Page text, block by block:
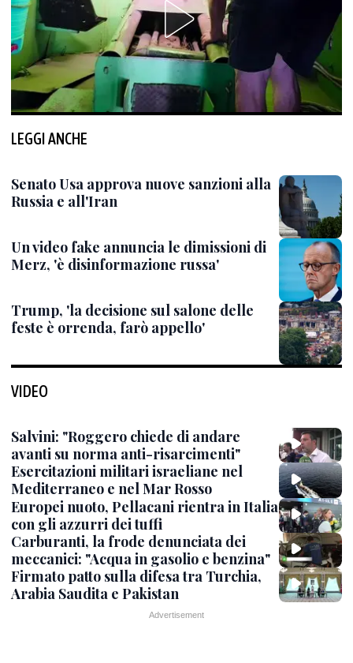
LEGGI ANCHE
Senato Usa approva nuove sanzioni alla
Russia e all'Iran
Un video fake annuncia le dimissioni di
Merz, 'è disinformazione russa'
Trump, 'la decisione sul salone delle
feste è orrenda, farò appello'
VIDEO
Salvini: "Roggero chiede di andare
avanti su norma anti-risarcimenti"
Esercitazioni militari israeliane nel
Mediterraneo e nel Mar Rosso
Europei nuoto, Pellacani rientra in Italia
con gli azzurri dei tuffi
Carburanti, la frode denunciata dei
meccanici: "Acqua in gasolio e benzina"
Firmato patto sulla difesa tra Turchia,
Arabia Saudita e Pakistan